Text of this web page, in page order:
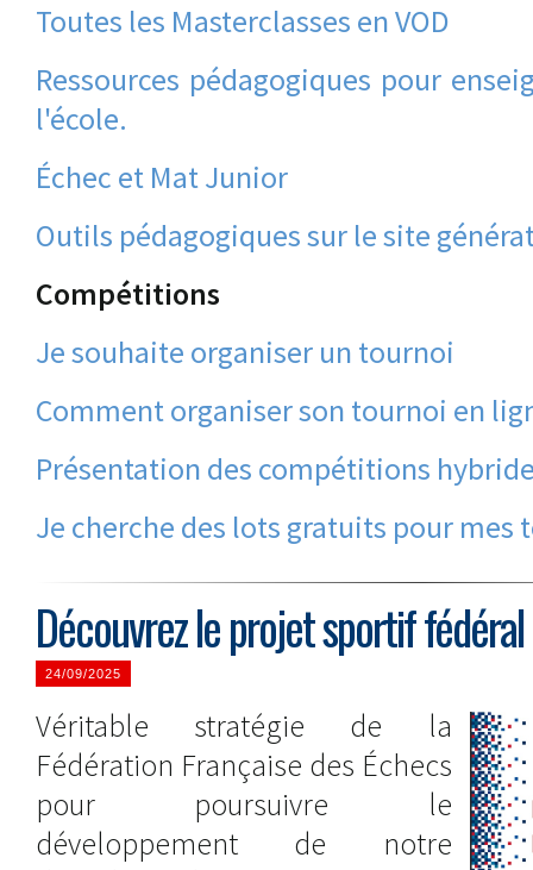
Toutes les Masterclasses en VOD
Ressources pédagogiques pour
l'école.
Échec et Mat Junior
Outils pédagogiques sur le site
Compétitions
Je souhaite organiser un tournoi
Comment organiser son tournoi en
Présentation des compétitions
Je cherche des lots gratuits pour mes
Découvrez le projet sportif
24/09/2025
Véritable stratégie de la
Fédération Française des Échecs
pour poursuivre le
développement de notre